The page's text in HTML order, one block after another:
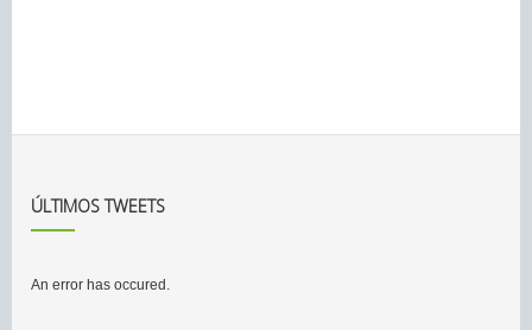
ÚLTIMOS TWEETS
An error has occured.